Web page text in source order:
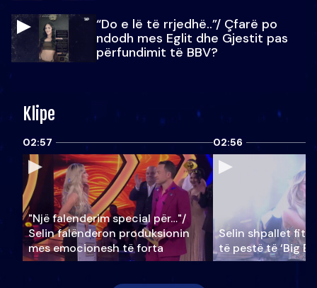
“Do e lë të rrjedhë..”/ Çfarë po
ndodh mes Eglit dhe Gjestit pas
përfundimit të BBV?
Klipe
02:57
"Një falenderim special për…"/
Selin falënderon produksionin
mes emocionesh të forta
02:56
Selin shpallet
të pestë të ‘Big